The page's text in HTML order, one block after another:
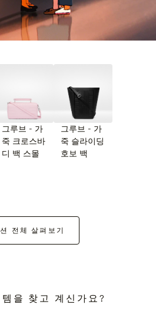
그루브 - 가
죽 크로스바
디 백 스몰
그루브 - 가
죽 슬라이딩
호보 백
전체 살펴보기
을 찾고 계신가요?